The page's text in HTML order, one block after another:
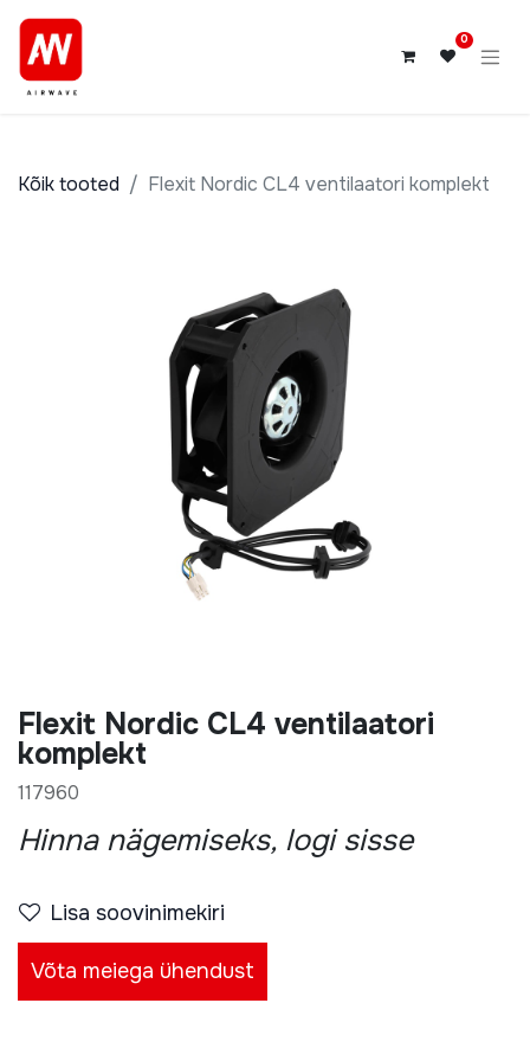
0
Kõik tooted Flexit Nordic CL4 ventilaatori komplekt
Flexit Nordic CL4 ventilaatori
komplekt
117960
Hinna nägemiseks, logi sisse
Lisa soovinimekiri
Võta meiega ühendust